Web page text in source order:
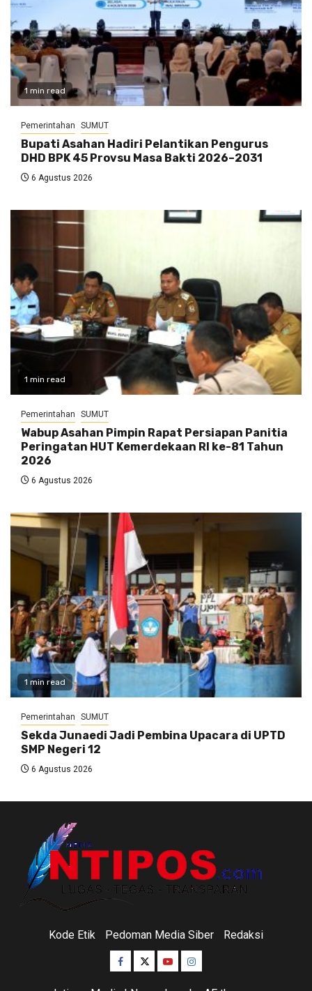
1 min read
Pemerintahan SUMUT
Bupati Asahan Hadiri Pelantikan Pengurus
DHD BPK 45 Provsu Masa Bakti 2026–2031
6 Agustus 2026
1 min read
Pemerintahan SUMUT
Wabup Asahan Pimpin Rapat Persiapan Panitia
Peringatan HUT Kemerdekaan RI ke-81 Tahun
2026
6 Agustus 2026
1 min read
Pemerintahan SUMUT
Sekda Junaedi Jadi Pembina Upacara di UPTD
SMP Negeri 12
6 Agustus 2026
Kode Etik Pedoman Media Siber Redaksi
Facebook
TwitterYoutubeInstagram